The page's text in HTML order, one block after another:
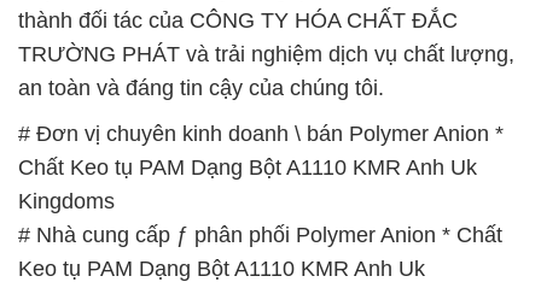
thành đối tác của CÔNG TY HÓA CHẤT ĐẮC
TRƯỜNG PHÁT và trải nghiệm dịch vụ chất lượng,
an toàn và đáng tin cậy của chúng tôi.
# Đơn vị chuyên kinh doanh \ bán Polymer Anion *
Chất Keo tụ PAM Dạng Bột A1110 KMR Anh Uk
Kingdoms
# Nhà cung cấp ƒ phân phối Polymer Anion * Chất
Keo tụ PAM Dạng Bột A1110 KMR Anh Uk